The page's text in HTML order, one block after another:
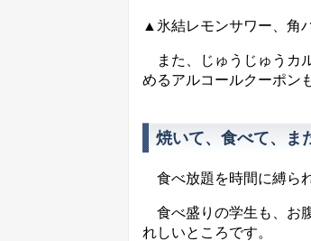
▲氷結レモンサワー、角
また、じゅうじゅうカ
めるアルコールクーポン
焼いて、食べて、ま
食べ放題を時間に縛ら
食べ盛りの学生も、お
れしいところです。